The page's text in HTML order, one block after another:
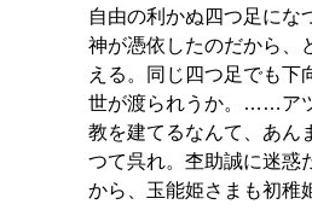
自由の利かぬ四つ足に
神が憑依したのだから
える。同じ四つ足でも
世が渡られうか。……ア
教を建てるなんて、あん
つて呉れ。杢助誠に迷惑
から、玉能姫さまも初稚